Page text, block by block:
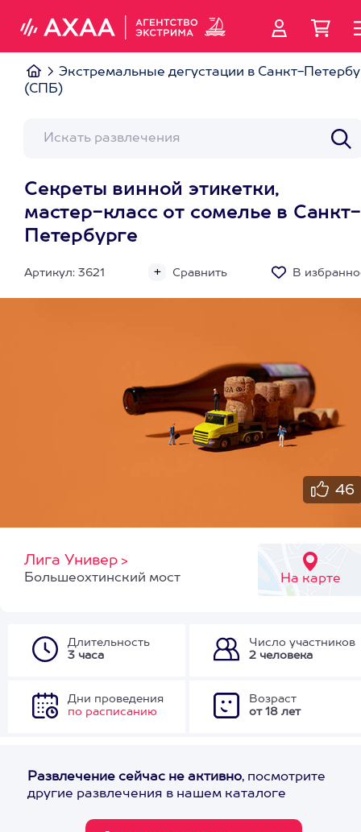
Экстремальные дегустации в Санкт-
(СПБ)
Секреты винной этикетки,
мастер-класс от сомелье в Санкт-
Петербурге
Артикул: 3621 Сравнить В
46
Лига Универ >
На карте
Большеохтинский мост
Длительность
3 часа
Число участников
2 человека
Дни проведения
по расписанию
Возраст
от 18 лет
Развлечение сейчас не активно, посмотрите
другие развлечения в нашем каталоге